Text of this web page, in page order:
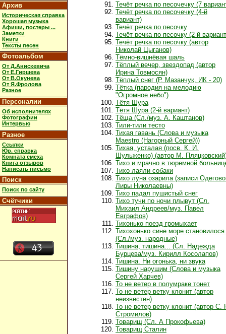
Архив
Историческая справка
Хорошая музыка
Афиши, постеры ...
Заметки
Книги
Тексты песен
Фотоальбом
От Д.Анискевича
От Е.Гиршева
От В.Окунева
От Я.Фролова
Разное
Персоналии
Об исполнителях
Фотографии
Интервью
Разное
Ссылки
Юр. справка
Комната смеха
Книга отзывов
Написать письмо
Поиск
Поиск по сайту
Счётчики
Течёт речка по песочечку (7
Течёт речка по песочечку (4-й
вариант)
Течёт речка по песочку
Течёт речка по песочку (2-й
Течёт речка по песочку (автор
Николай Цыганов)
Тёмно-вишнёвая шаль
Тёплый вечер, звездопад (автор
Ирина Товмосян)
Тёплый снег (Р. Мазанчук, ИК - 20)
Тётка (пародия на мелодию
"Огромное небо")
Тётя Шура
Тётя Шура (2-й вариант)
Тёща (Сл./муз. А. Каштанов)
Тили-тили тесто
Тихая гавань (Слова и музыка
Maestro (Нагорный Сергей))
Тихая, усталая (посв. К. И.
Шульженко) (автор М.
Тихо и мрачно в тюремной
Тихо лаяли собаки
Тихо луна озарила (записи
Лиры Николаевны)
Тихо падал пушистый снег
Тихо тучи по ночи плывут (Сл.
Михаил Андреев/муз. Павел
Евграфов)
Тихонько поезд громыхает
Тихохонько сине море
(Сл./муз. народные)
Тишина, тишина... (Сл. Надежда
Бурцева/муз. Кирилл Косолапов)
Тишина. Ни огонька, ни звука
Тишину нарушим (Слова и музыка
Сергей Харчев)
То не ветер в полумраке тонет
То не ветер ветку клонит (автор
неизвестен)
То не ветер ветку клонит (автор С.
Стромилов)
Товарищ (Сл. А Прокофьева)
Товарищ Сталин